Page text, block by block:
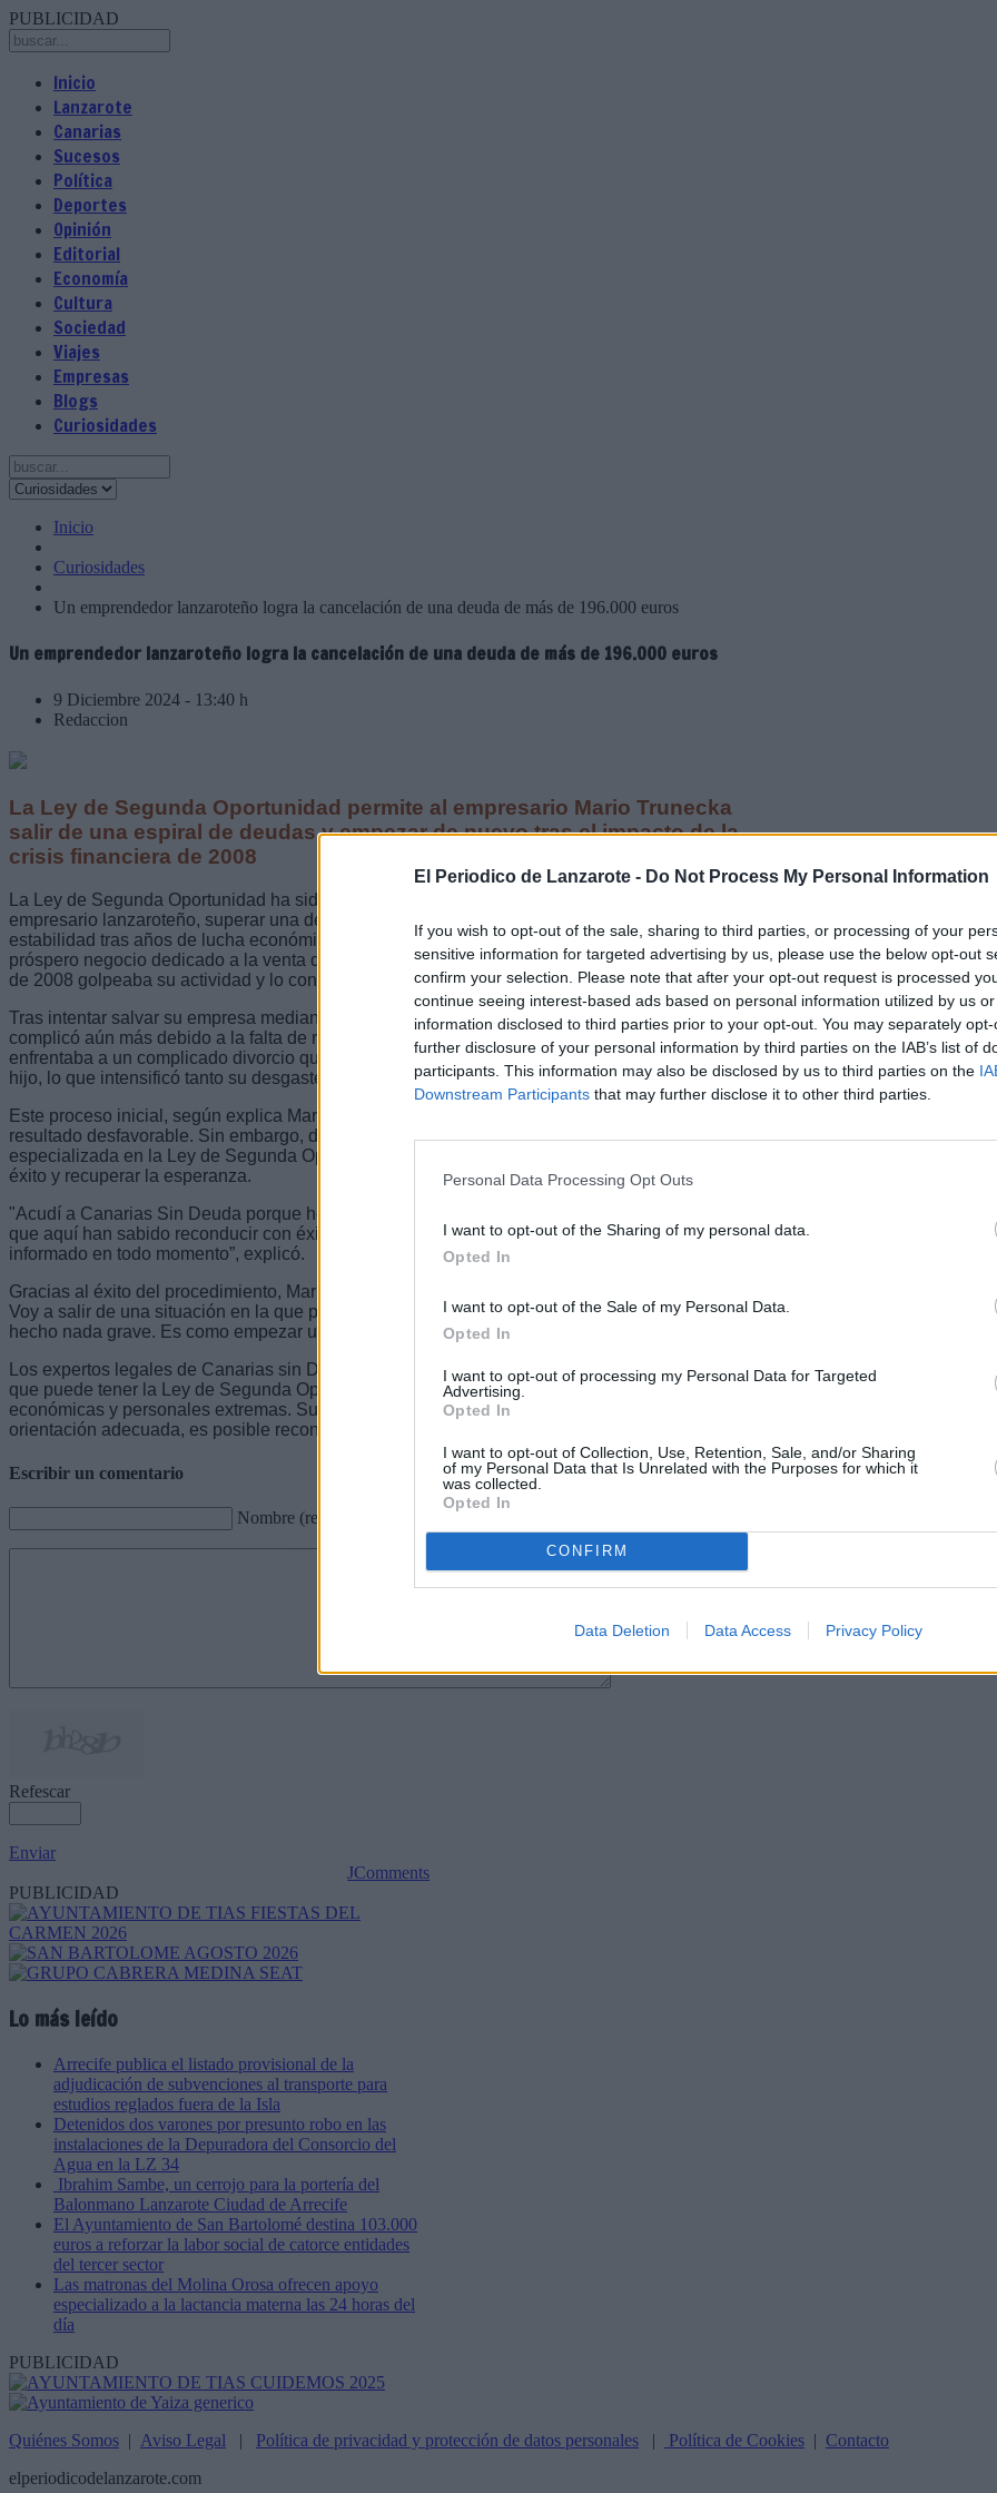
El Periodico de Lanzarote - Do Not Process My Personal Information
If you wish to opt-out of the sale, sharing to third parties, or processing of your
sensitive information for targeted advertising by us, please use the below opt-out
confirm your selection. Please note that after your opt-out request is processed
continue seeing interest-based ads based on personal information utilized by us
information disclosed to third parties prior to your opt-out. You may separately
further disclosure of your personal information by third parties on the IAB’s list of
participants. This information may also be disclosed by us to third parties on the
Downstream Participants that may further disclose it to other third parties.
Personal Data Processing Opt Outs
I want to opt-out of the Sharing of my personal data.
Opted In
I want to opt-out of the Sale of my Personal Data.
Opted In
I want to opt-out of processing my Personal Data for Targeted
Advertising.
Opted In
I want to opt-out of Collection, Use, Retention, Sale, and/or Sharing
of my Personal Data that Is Unrelated with the Purposes for which it
was collected.
Opted In
CONFIRM
Data Deletion Data Access Privacy Policy
PUBLICIDAD
Inicio
Lanzarote
Canarias
Sucesos
Política
Deportes
Opinión
Editorial
Economía
Cultura
Sociedad
Viajes
Empresas
Blogs
Curiosidades
Inicio
Curiosidades
Un emprendedor lanzaroteño logra la cancelación de una deuda de más de 196.000 euros
Un emprendedor lanzaroteño logra la cancelación de una deuda de más de 196.000 euros
9 Diciembre 2024 - 13:40 h
Redaccion
La Ley de Segunda Oportunidad permite al empresario Mario Trunecka
salir de una espiral de deudas y empezar de nuevo tras el impacto de la
crisis financiera de 2008
La Ley de Segunda Oportunidad ha sido el salvavidas que permitió a Mario Trunecka, un
empresario lanzaroteño, superar una deuda acumulada de más de 196.000 euros y recuperar la
estabilidad tras años de lucha económica y personal. Mario, quien entre 2003 y 2012 dirigió un
próspero negocio dedicado a la venta de joyería y bisutería, vio cómo la crisis financiera global
de 2008 golpeaba su actividad y lo condujo al cierre definitivo.
Tras intentar salvar su empresa mediante un concurso de acreedores en 2014, su situación se
complicó aún más debido a la falta de recursos para pagar sus deudas. Al mismo tiempo, se
enfrentaba a un complicado divorcio que implicaba disputas legales sobre la custodia de su
hijo, lo que intensificó tanto su desgaste emocional como su vulnerabilidad económica.
Este proceso inicial, según explica Mario, no se gestionó adecuadamente y terminó en un
resultado desfavorable. Sin embargo, decidió recurrir a Canarias Sin Deuda, una empresa
especializada en la Ley de Segunda Oportunidad, que le permitió llevar a cabo el proceso con
éxito y recuperar la esperanza.
"Acudí a Canarias Sin Deuda porque he salido de un proceso que salió mal anteriormente, algo
que aquí han sabido reconducir con éxito, a pesar de la complejidad del asunto, siendo
informado en todo momento”, explicó.
Gracias al éxito del procedimiento, Mario ahora ve su futuro con optimismo. "Es como renacer.
Voy a salir de una situación en la que prácticamente me sentía como un criminal, sin haber
hecho nada grave. Es como empezar una vida de nuevo", expresó con emoción.
Los expertos legales de Canarias sin Deuda destacan que este caso refleja el impacto positivo
que puede tener la Ley de Segunda Oportunidad en personas atrapadas por situaciones
económicas y personales extremas. Su historia es un ejemplo de que, con esfuerzo y
orientación adecuada, es posible reconstruir una vida libre de deudas.
Escribir un comentario
Nombre (requerido)
Refescar
Enviar
JComments
PUBLICIDAD
Lo más leído
Arrecife publica el listado provisional de la
adjudicación de subvenciones al transporte para
estudios reglados fuera de la Isla
Detenidos dos varones por presunto robo en las
instalaciones de la Depuradora del Consorcio del
Agua en la LZ 34
Ibrahim Sambe, un cerrojo para la portería del
Balonmano Lanzarote Ciudad de Arrecife
El Ayuntamiento de San Bartolomé destina 103.000
euros a reforzar la labor social de catorce entidades
del tercer sector
Las matronas del Molina Orosa ofrecen apoyo
especializado a la lactancia materna las 24 horas del
día
PUBLICIDAD
Quiénes Somos | Aviso Legal | Política de privacidad y protección de datos personales | Política de Cookies | Contacto
elperiodicodelanzarote.com